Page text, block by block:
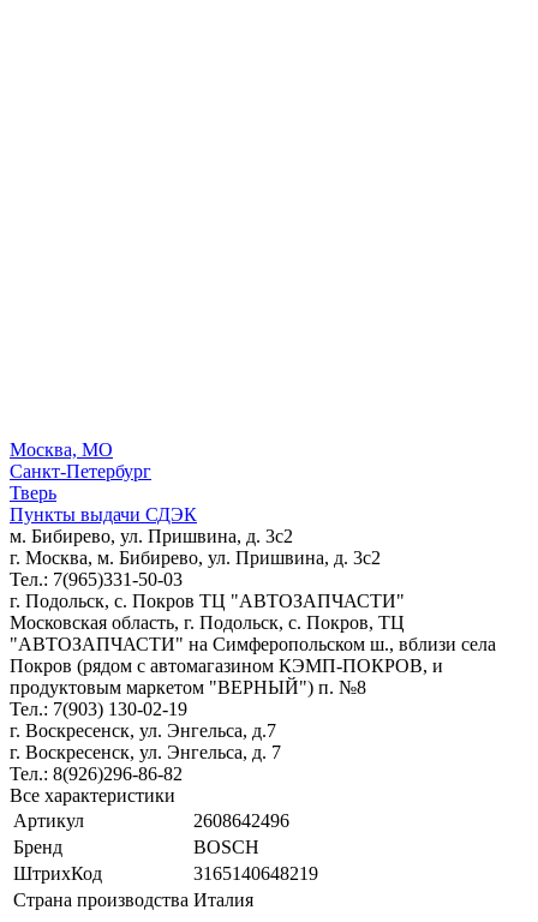
Москва, МО
Санкт-Петербург
Тверь
Пункты выдачи СДЭК
м. Бибирево, ул. Пришвина, д. 3с2
г. Москва, м. Бибирево, ул. Пришвина, д. 3с2
Тел.: 7(965)331-50-03
г. Подольск, c. Покров ТЦ "АВТОЗАПЧАСТИ"
Московская область, г. Подольск, c. Покров, ТЦ
"АВТОЗАПЧАСТИ" на Симферопольском ш., вблизи села
Покров (рядом с автомагазином КЭМП-ПОКРОВ, и
продуктовым маркетом "ВЕРНЫЙ") п. №8
Тел.: 7(903) 130-02-19
г. Воскресенск, ул. Энгельса, д.7
г. Воскресенск, ул. Энгельса, д. 7
Тел.: 8(926)296-86-82
Все характеристики
Артикул
2608642496
Бренд
BOSCH
ШтрихКод
3165140648219
Страна производства Италия